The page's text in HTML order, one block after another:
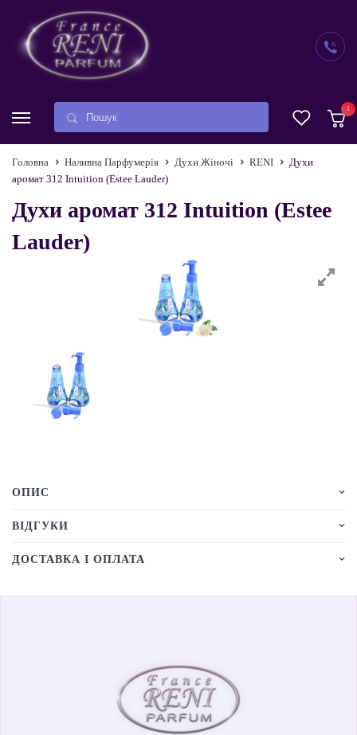
1
Головна Наливна Парфумерія Духи Жіночі RENI
Духи
аромат 312 Intuition (Estee Lauder)
Духи аромат 312 Intuition (Estee
Lauder)
ОПИС
ВІДГУКИ
ДОСТАВКА І ОПЛАТА